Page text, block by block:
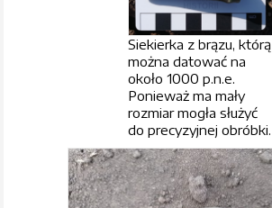
Siekierka z brązu, którą
można datować na
około 1000 p.n.e.
Ponieważ ma mały
rozmiar mogła służyć
do precyzyjnej obróbki.